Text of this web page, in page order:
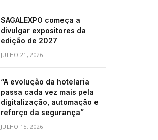
SAGALEXPO começa a
divulgar expositores da
edição de 2027
JULHO 21, 2026
“A evolução da hotelaria
passa cada vez mais pela
digitalização, automação e
reforço da segurança”
JULHO 15, 2026